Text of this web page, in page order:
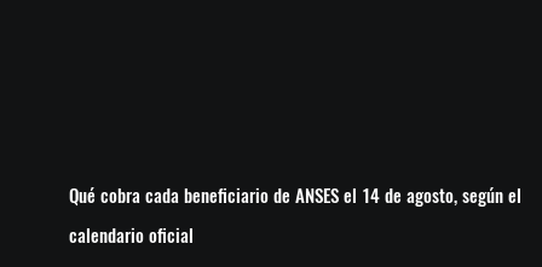
Qué cobra cada beneficiario de ANSES el 14 de agosto, según el
calendario oficial